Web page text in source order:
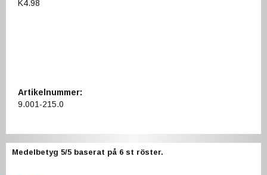
K4.98
Artikelnummer:
9.001-215.0
Medelbetyg 5/5 baserat på 6 st röster.